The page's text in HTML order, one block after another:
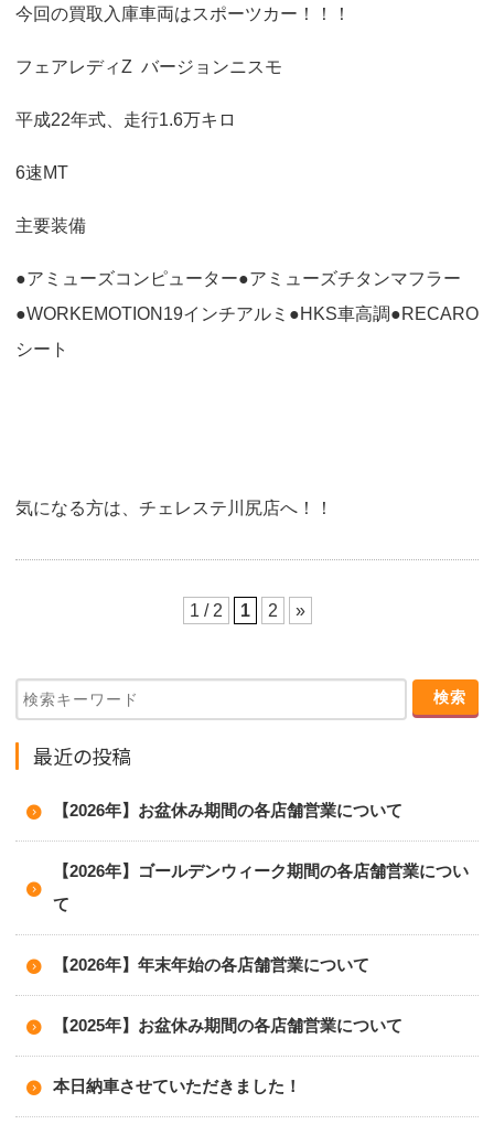
今回の買取入庫車両はスポーツカー！！！
フェアレディZ バージョンニスモ
平成22年式、走行1.6万キロ
6速MT
主要装備
●アミューズコンピューター●アミューズチタンマフラー
●WORKEMOTION19インチアルミ●HKS車高調●RECARO
シート
気になる方は、チェレステ川尻店へ！！
1 / 2 1 2 »
最近の投稿
【2026年】お盆休み期間の各店舗営業について
【2026年】ゴールデンウィーク期間の各店舗営業につい
て
【2026年】年末年始の各店舗営業について
【2025年】お盆休み期間の各店舗営業について
本日納車させていただきました！